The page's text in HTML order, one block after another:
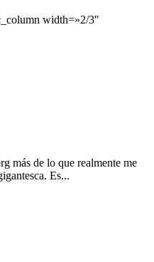
width=»2/3″
más de lo que realmente me
Es...